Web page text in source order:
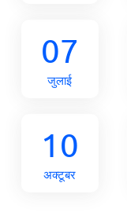
07
जुलाई
10
अक्टूबर